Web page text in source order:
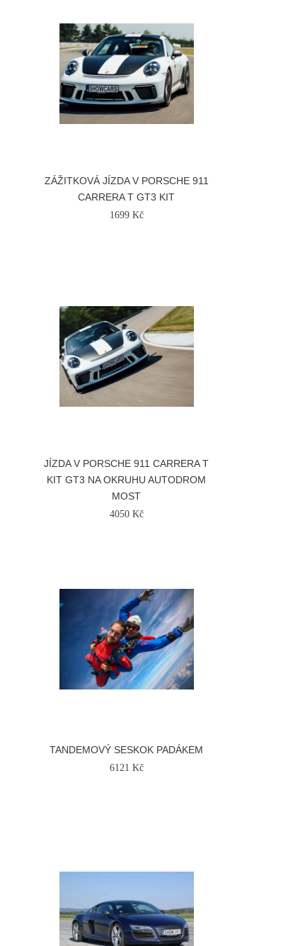
ZÁŽITKOVÁ JÍZDA V PORSCHE 911
CARRERA T GT3 KIT
1699 Kč
JÍZDA V PORSCHE 911 CARRERA T
KIT GT3 NA OKRUHU AUTODROM
MOST
4050 Kč
TANDEMOVÝ SESKOK PADÁKEM
6121 Kč